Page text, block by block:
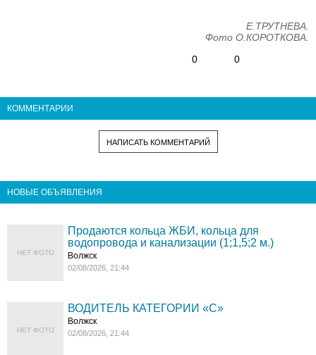
Е.ТРУТНЕВА.
Фото О.КОРОТКОВА.
0
0
КОММЕНТАРИИ
НАПИСАТЬ КОММЕНТАРИЙ
НОВЫЕ ОБЪЯВЛЕНИЯ
НЕТ ФОТО
Продаются кольца ЖБИ, кольца для
водопровода и канализации (1;1,5;2 м.)
Волжск
02/08/2026, 21:44
НЕТ ФОТО
ВОДИТЕЛЬ КАТЕГОРИИ «C»
Волжск
02/08/2026, 21:44